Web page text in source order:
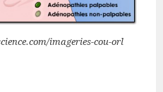
imageries-cou-orl